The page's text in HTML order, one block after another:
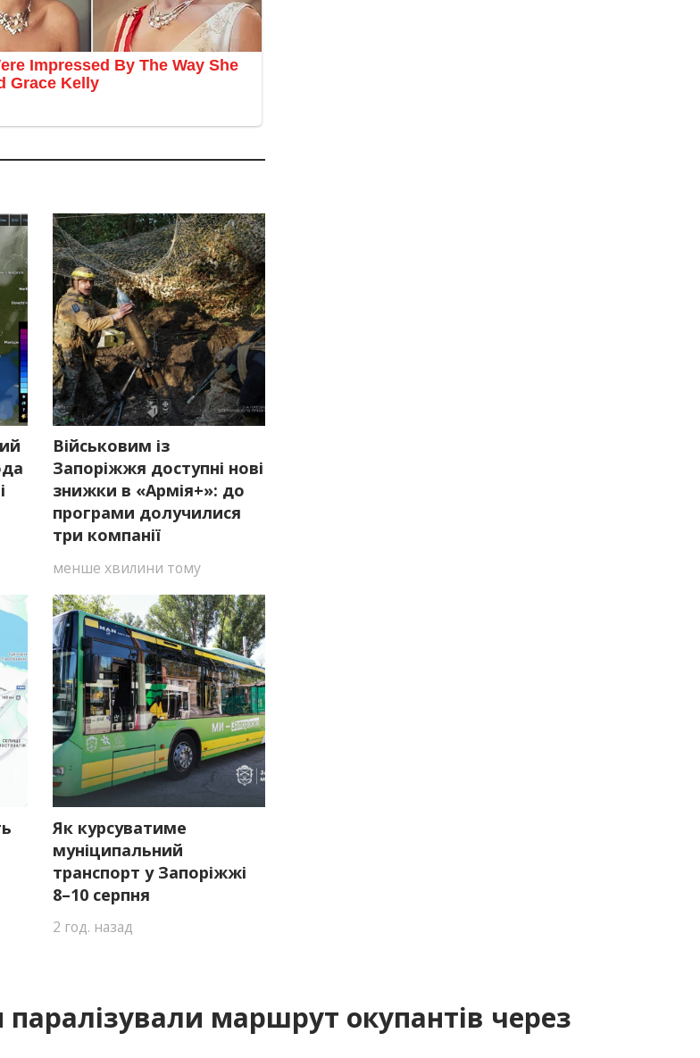
Військовим із
Запоріжжя доступні нові
знижки в «Армія+»: до
програми долучилися
три компанії
менше хвилини тому
Як курсуватиме
муніципальний
транспорт у Запоріжжі
8–10 серпня
2 год. назад
маршрут окупантів через